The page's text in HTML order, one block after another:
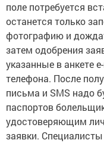
поле потребуется
останется только
фотографию и
затем одобрения
указанные в анкете
телефона. После
письма и SMS надо
паспортов
удостоверяющим
заявки.